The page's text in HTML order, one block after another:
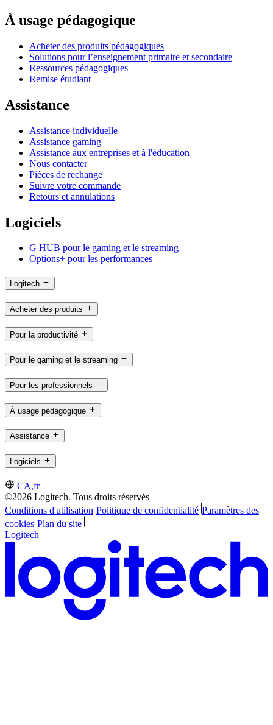
À usage pédagogique
Acheter des produits pédagogiques
Solutions pour l’enseignement primaire et secondaire
Ressources pédagogiques
Remise étudiant
Assistance
Assistance individuelle
Assistance gaming
Assistance aux entreprises et à l'éducation
Nous contacter
Pièces de rechange
Suivre votre commande
Retours et annulations
Logiciels
G HUB pour le gaming et le streaming
Options+ pour les performances
Logitech
Acheter des produits
Pour la productivité
Pour le gaming et le streaming
Pour les professionnels
À usage pédagogique
Assistance
Logiciels
CA,fr
©2026 Logitech. Tous droits réservés
Conditions d'utilisation Politique de confidentialité Paramètres des
cookies Plan du site
Logitech